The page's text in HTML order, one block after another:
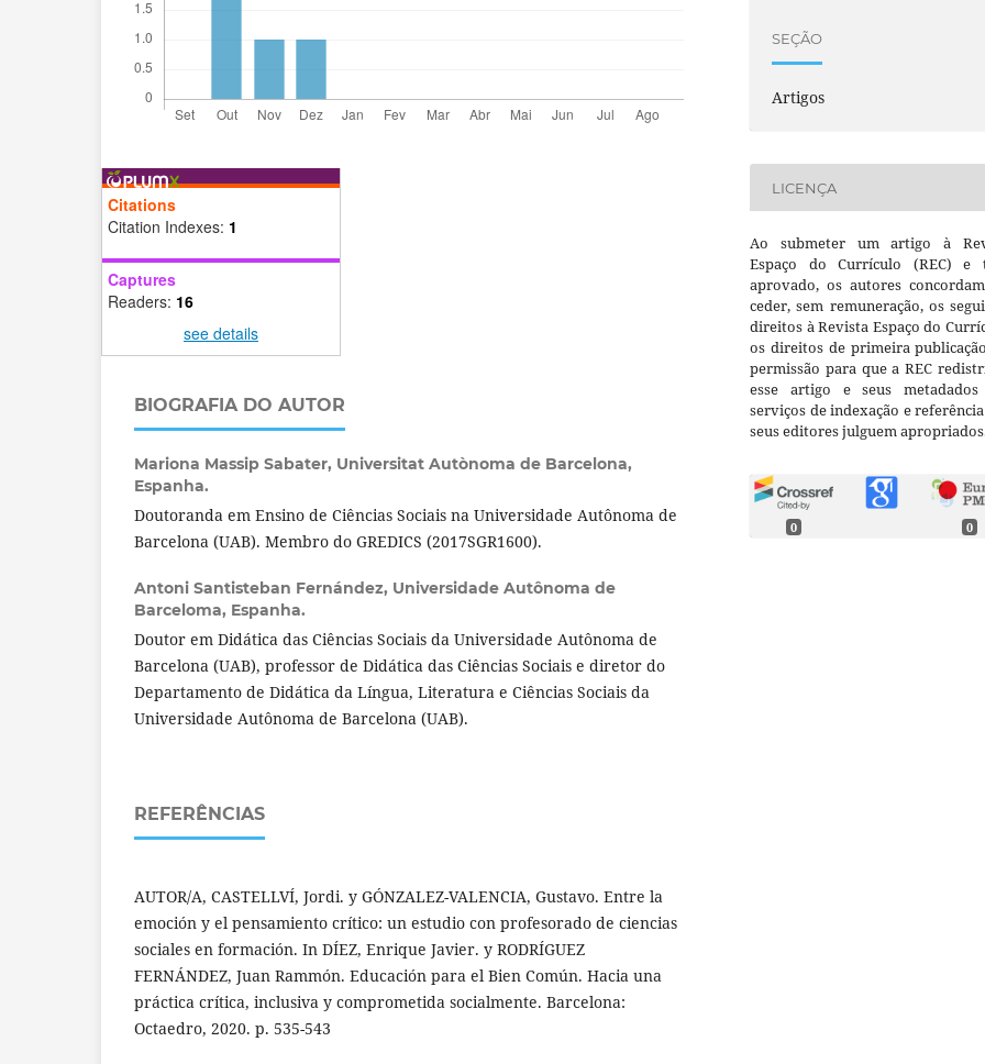
Citations
Citation Indexes: 1
Captures
Readers: 16
see details
BIOGRAFIA DO AUTOR
Mariona Massip Sabater, Universitat Autònoma de Barcelona,
Espanha.
Doutoranda em Ensino de Ciências Sociais na Universidade Autônoma de
Barcelona (UAB). Membro do GREDICS (2017SGR1600).
Antoni Santisteban Fernández, Universidade Autônoma de
Barceloma, Espanha.
Doutor em Didática das Ciências Sociais da Universidade Autônoma de
Barcelona (UAB), professor de Didática das Ciências Sociais e diretor do
Departamento de Didática da Língua, Literatura e Ciências Sociais da
Universidade Autônoma de Barcelona (UAB).
REFERÊNCIAS
AUTOR/A, CASTELLVÍ, Jordi. y GÓNZALEZ-VALENCIA, Gustavo. Entre la
emoción y el pensamiento crítico: un estudio con profesorado de ciencias
sociales en formación. In DÍEZ, Enrique Javier. y RODRÍGUEZ
FERNÁNDEZ, Juan Rammón. Educación para el Bien Común. Hacia una
práctica crítica, inclusiva y comprometida socialmente. Barcelona:
Octaedro, 2020. p. 535-543
SEÇÃO
Artigos
LICENÇA
Ao submeter um artigo à
Espaço do Currículo (REC) e
aprovado, os autores
ceder, sem remuneração, os
direitos à Revista Espaço do
os direitos de primeira
permissão para que a REC
esse artigo e seus metadados
serviços de indexação e
seus editores julguem
0 0